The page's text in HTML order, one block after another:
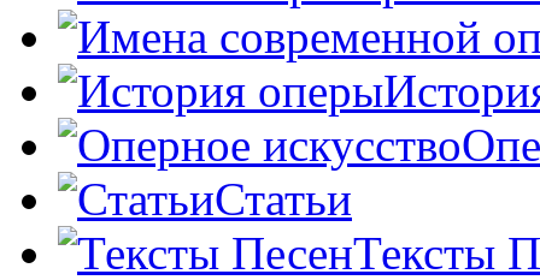
Статьи
Тексты